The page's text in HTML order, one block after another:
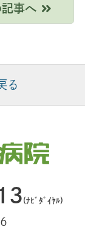
事へ
る
(ﾅﾋﾞﾀﾞｲﾔﾙ)